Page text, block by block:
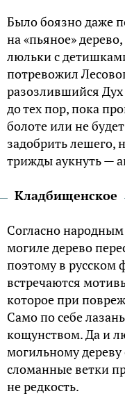
Было боязно даже
на «пьяное»
люльки с
потревожил
разозлившийся
до тех пор, пока
болоте или не
задобрить лешего,
трижды аукнуть —
Кладбищенское
Согласно
могиле дерево
поэтому в русском
встречаются
которое при
Само по себе
кощунством. Да и
могильному дереву
сломанные ветки
не редкость.